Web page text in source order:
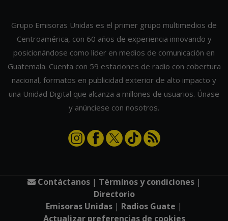
Grupo Emisoras Unidas es el primer grupo multimedios de
Centroamérica, con 60 años de experiencia innovando y
posicionándose como líder en medios de comunicación en
Guatemala. Cuenta con 59 estaciones de radio con cobertura
nacional, formatos en publicidad exterior de alto impacto y
una Unidad Digital que alcanza a millones de usuarios. Únase
y anúnciese con nosotros.
Contáctanos| Términos y condiciones|
Directorio
Emisoras Unidas | Radios Guate |
Actualizar preferencias de cookies